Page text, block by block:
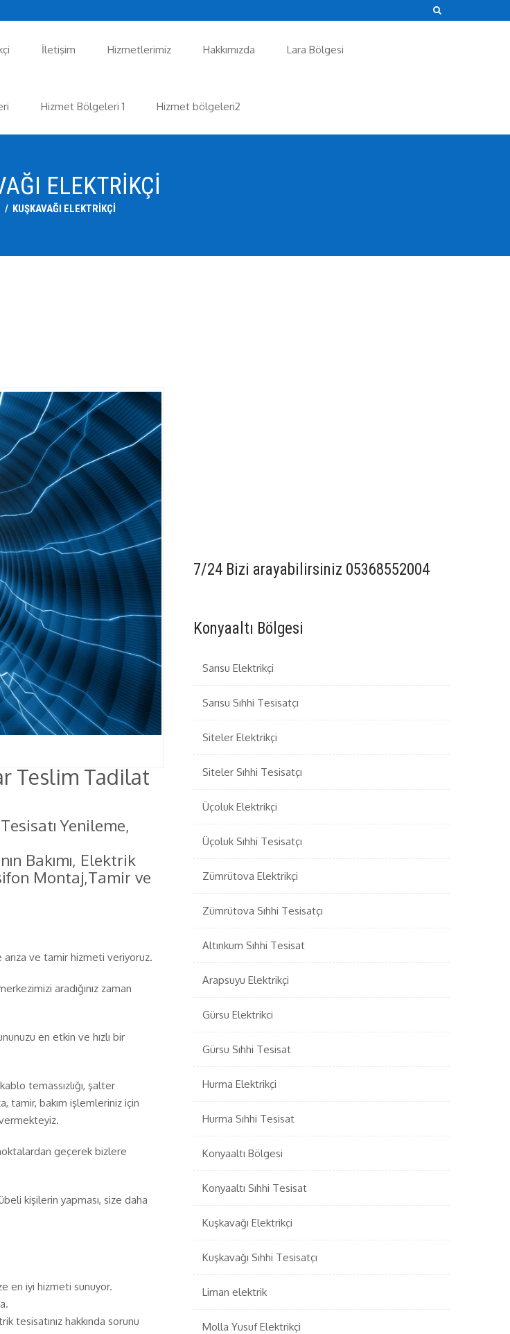
İletişim Hizmetlerimiz Hakkımızda Lara Bölgesi
Hizmet Bölgeleri 1 Hizmet bölgeleri2
ELEKTRIKÇI
/ KUŞKAVAĞI ELEKTRIKÇI
Teslim Tadilat
Yenileme,
Bakımı, Elektrik
Montaj,Tamir ve
ve tamir hizmeti veriyoruz.
aradığınız zaman
en etkin ve hızlı bir
temassızlığı, şalter
tamir, bakım işlemleriniz için
geçerek bizlere
kişilerin yapması, size daha
en iyi hizmeti sunuyor.
tesisatınız hakkında sorunu
7/24 Bizi arayabilirsiniz 05368552004
Konyaaltı Bölgesi
Sarısu Elektrikçi
Sarısu Sıhhi Tesisatçı
Siteler Elektrikçi
Siteler Sıhhi Tesisatçı
Üçoluk Elektrikçi
Üçoluk Sıhhi Tesisatçı
Zümrütova Elektrikçi
Zümrütova Sıhhi Tesisatçı
Altınkum Sıhhi Tesisat
Arapsuyu Elektrikçi
Gürsu Elektrikci
Gürsu Sıhhi Tesisat
Hurma Elektrikçi
Hurma Sıhhi Tesisat
Konyaaltı Bölgesi
Konyaaltı Sıhhi Tesisat
Kuşkavağı Elektrikçi
Kuşkavağı Sıhhi Tesisatçı
Liman elektrik
Molla Yusuf Elektrikçi